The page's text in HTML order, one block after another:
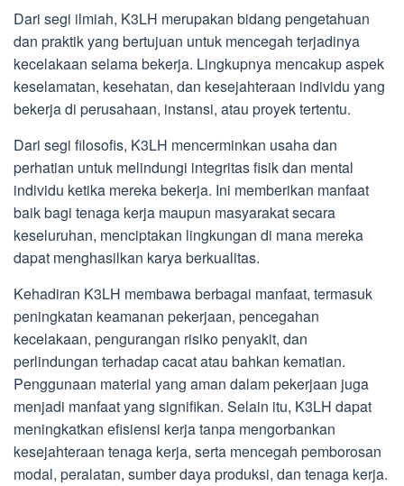
Dari segi ilmiah, K3LH merupakan bidang pengetahuan
dan praktik yang bertujuan untuk mencegah terjadinya
kecelakaan selama bekerja. Lingkupnya mencakup aspek
keselamatan, kesehatan, dan kesejahteraan individu yang
bekerja di perusahaan, instansi, atau proyek tertentu.
Dari segi filosofis, K3LH mencerminkan usaha dan
perhatian untuk melindungi integritas fisik dan mental
individu ketika mereka bekerja. Ini memberikan manfaat
baik bagi tenaga kerja maupun masyarakat secara
keseluruhan, menciptakan lingkungan di mana mereka
dapat menghasilkan karya berkualitas.
Kehadiran K3LH membawa berbagai manfaat, termasuk
peningkatan keamanan pekerjaan, pencegahan
kecelakaan, pengurangan risiko penyakit, dan
perlindungan terhadap cacat atau bahkan kematian.
Penggunaan material yang aman dalam pekerjaan juga
menjadi manfaat yang signifikan. Selain itu, K3LH dapat
meningkatkan efisiensi kerja tanpa mengorbankan
kesejahteraan tenaga kerja, serta mencegah pemborosan
modal, peralatan, sumber daya produksi, dan tenaga kerja.